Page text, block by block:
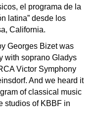
el programa de la
latina” desde los
California.
Georges Bizet was
with soprano Gladys
Victor Symphony
And we heard it
of classical music
studios of KBBF in